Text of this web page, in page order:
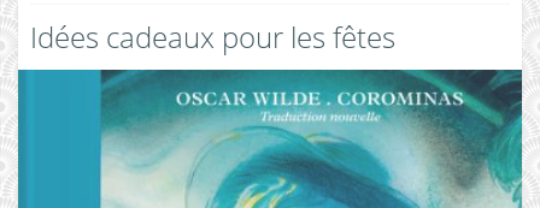
Idées cadeaux pour les fêtes